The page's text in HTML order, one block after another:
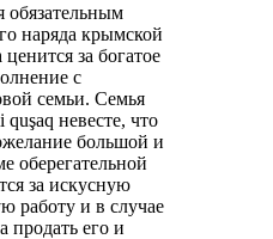
обязательным
наряда крымской
за богатое
с
семьи. Семья
невесте, что
большой и
оберегательной
за искусную
работу и в случае
продать его и